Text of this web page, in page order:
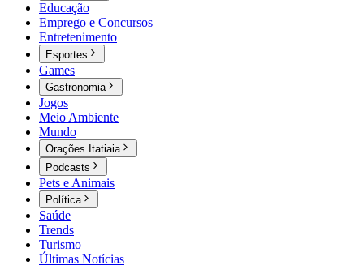
Educação
Emprego e Concursos
Entretenimento
Esportes
Games
Gastronomia
Jogos
Meio Ambiente
Mundo
Orações Itatiaia
Podcasts
Pets e Animais
Política
Saúde
Trends
Turismo
Últimas Notícias